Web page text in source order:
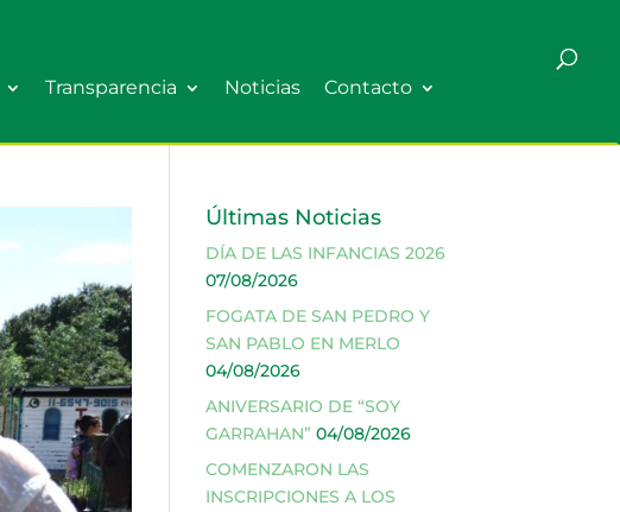
Transparencia Noticias Contacto
Últimas Noticias
DÍA DE LAS INFANCIAS 2026
07/08/2026
FOGATA DE SAN PEDRO Y
SAN PABLO EN MERLO
04/08/2026
ANIVERSARIO DE “SOY
GARRAHAN” 04/08/2026
COMENZARON LAS
INSCRIPCIONES A LOS